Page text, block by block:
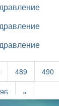
489 490
»